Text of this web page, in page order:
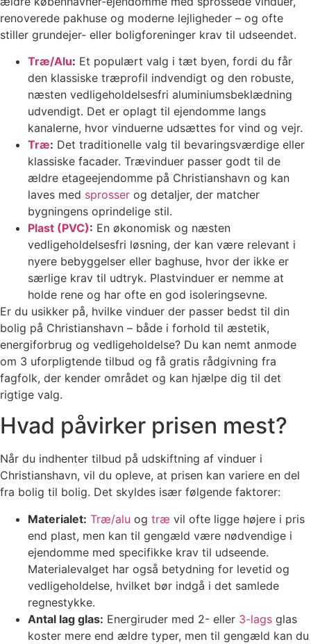
renoverede pakhuse og moderne lejligheder – og ofte
stiller grundejer- eller boligforeninger krav til udseendet.
Træ/Alu: Et populært valg i tæt byen, fordi du får
den klassiske træprofil indvendigt og den robuste,
næsten vedligeholdelsesfri aluminiumsbeklædning
udvendigt. Det er oplagt til ejendomme langs
kanalerne, hvor vinduerne udsættes for vind og vejr.
Træ: Det traditionelle valg til bevaringsværdige eller
klassiske facader. Trævinduer passer godt til de
ældre etageejendomme på Christianshavn og kan
laves med sprosser og detaljer, der matcher
bygningens oprindelige stil.
Plast (PVC): En økonomisk og næsten
vedligeholdelsesfri løsning, der kan være relevant i
nyere bebyggelser eller baghuse, hvor der ikke er
særlige krav til udtryk. Plastvinduer er nemme at
holde rene og har ofte en god isoleringsevne.
Er du usikker på, hvilke vinduer der passer bedst til din
bolig på Christianshavn – både i forhold til æstetik,
energiforbrug og vedligeholdelse? Du kan nemt anmode
om 3 uforpligtende tilbud og få gratis rådgivning fra
fagfolk, der kender området og kan hjælpe dig til det
rigtige valg.
Hvad påvirker prisen mest?
Når du indhenter tilbud på udskiftning af vinduer i
Christianshavn, vil du opleve, at prisen kan variere en del
fra bolig til bolig. Det skyldes især følgende faktorer:
Materialet: Træ/alu og træ vil ofte ligge højere i pris
end plast, men kan til gengæld være nødvendige i
ejendomme med specifikke krav til udseende.
Materialevalget har også betydning for levetid og
vedligeholdelse, hvilket bør indgå i det samlede
regnestykke.
Antal lag glas: Energiruder med 2- eller 3-lags glas
koster mere end ældre typer, men til gengæld kan du